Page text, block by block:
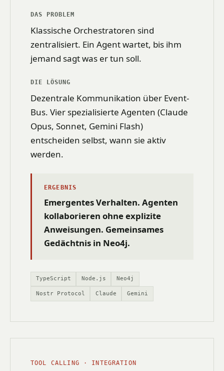
DAS PROBLEM
Klassische Orchestratoren sind
zentralisiert. Ein Agent wartet, bis ihm
jemand sagt was er tun soll.
DIE LÖSUNG
Dezentrale Kommunikation über Event-
Bus. Vier spezialisierte Agenten (Claude
Opus, Sonnet, Gemini Flash)
entscheiden selbst, wann sie aktiv
werden.
ERGEBNIS
Emergentes Verhalten. Agenten
kollaborieren ohne explizite
Anweisungen. Gemeinsames
Gedächtnis in Neo4j.
TypeScript Node.js Neo4j
Nostr Protocol Claude Gemini
TOOL CALLING · INTEGRATION